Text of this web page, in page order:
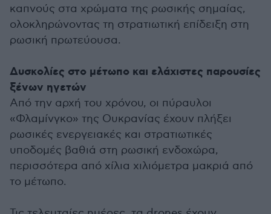
καπνούς στα χρώματα της ρωσικής σημαίας,
ολοκληρώνοντας τη στρατιωτική επίδειξη στη
ρωσική πρωτεύουσα.
Δυσκολίες στο μέτωπο και ελάχιστες παρουσίες
ξένων ηγετών
Από την αρχή του χρόνου, οι πύραυλοι
«Φλαμίνγκο» της Ουκρανίας έχουν πλήξει
ρωσικές ενεργειακές και στρατιωτικές
υποδομές βαθιά στη ρωσική ενδοχώρα,
περισσότερα από χίλια χιλιόμετρα μακριά από
το μέτωπο.